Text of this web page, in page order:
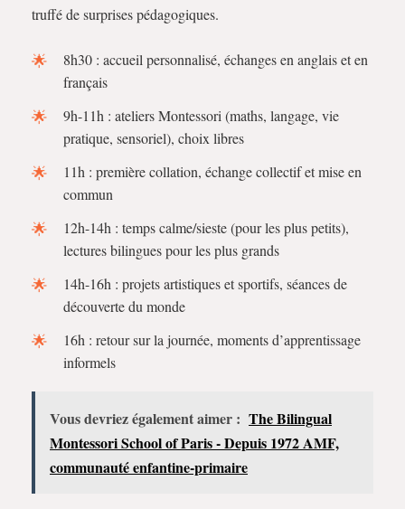
truffé de surprises pédagogiques.
8h30 : accueil personnalisé, échanges en anglais et en
français
9h-11h : ateliers Montessori (maths, langage, vie
pratique, sensoriel), choix libres
11h : première collation, échange collectif et mise en
commun
12h-14h : temps calme/sieste (pour les plus petits),
lectures bilingues pour les plus grands
14h-16h : projets artistiques et sportifs, séances de
découverte du monde
16h : retour sur la journée, moments d’apprentissage
informels
Vous devriez également aimer : The Bilingual
Montessori School of Paris - Depuis 1972 AMF,
communauté enfantine-primaire